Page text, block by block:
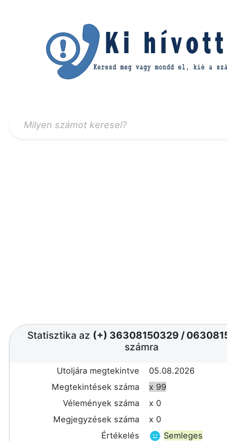
Statisztika az (+) 36308150329 /
számra
Utoljára megtekintve
05.08.2026
Megtekintések száma
x 99
Vélemények száma
x 0
Megjegyzések száma
x 0
Értékelés
Semleges